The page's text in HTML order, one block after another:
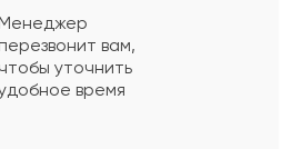
еще вам,
уточнить
время